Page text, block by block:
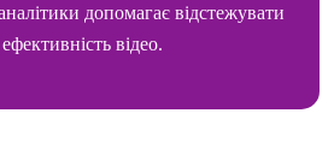
допомагає відстежувати
відео.